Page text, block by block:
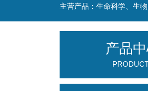
主营产品：生命科学、生
产品